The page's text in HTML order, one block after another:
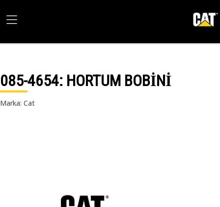
085-4654: HORTUM BOBİNİ
Marka: Cat